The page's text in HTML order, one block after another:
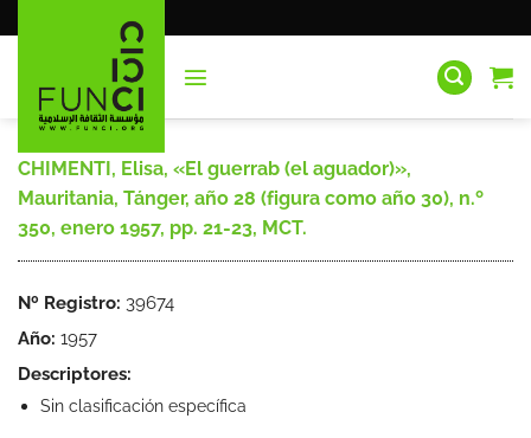
al
CHIMENTI, Elisa, «El guerrab (el aguador)»,
Mauritania, Tánger, año 28 (figura como año 30), n.º
350, enero 1957, pp. 21-23, MCT.
Nº Registro: 39674
Año: 1957
Descriptores:
Sin clasificación específica